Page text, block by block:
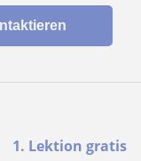
1. Lektion gratis